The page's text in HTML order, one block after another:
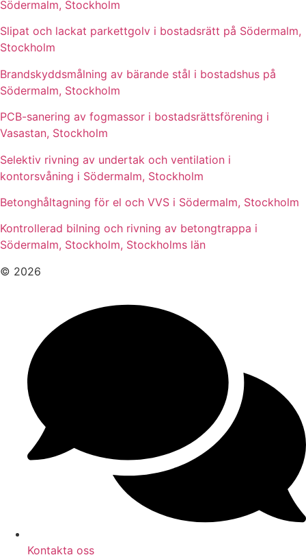
Södermalm, Stockholm
Slipat och lackat parkettgolv i bostadsrätt på Södermalm,
Stockholm
Brandskyddsmålning av bärande stål i bostadshus på
Södermalm, Stockholm
PCB-sanering av fogmassor i bostadsrättsförening i
Vasastan, Stockholm
Selektiv rivning av undertak och ventilation i
kontorsvåning i Södermalm, Stockholm
Betonghåltagning för el och VVS i Södermalm, Stockholm
Kontrollerad bilning och rivning av betongtrappa i
Södermalm, Stockholm, Stockholms län
© 2026
Kontakta oss